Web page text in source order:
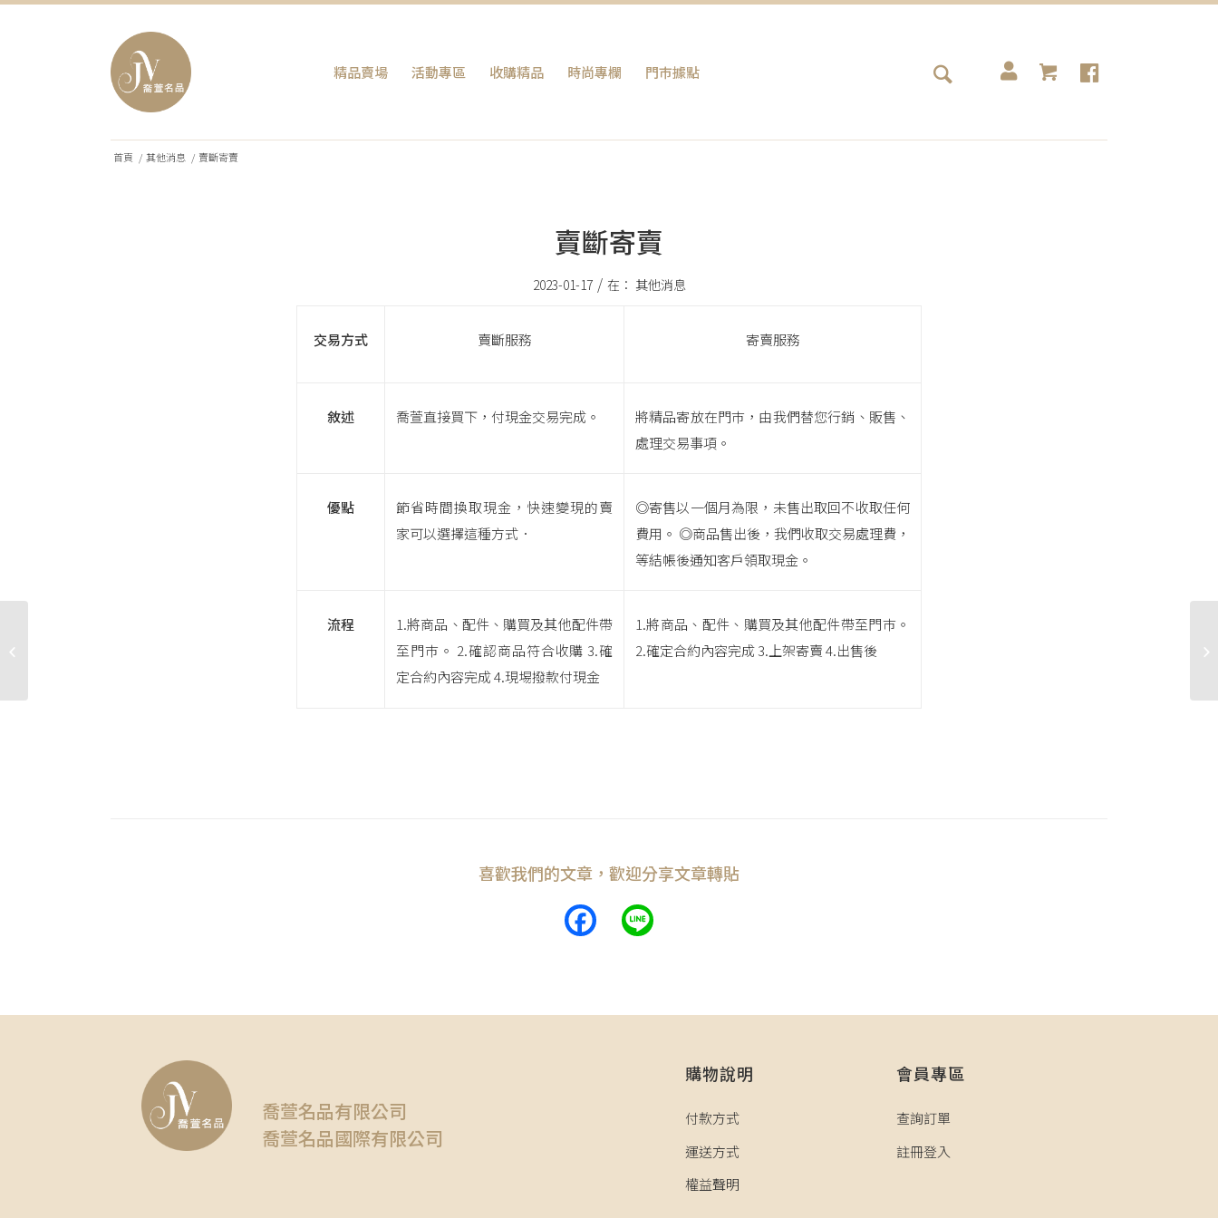
精品賣場 活動專區 收購精品 時尚專欄 門巿據點
首頁 / 其他消息 / 賣斷寄賣
賣斷寄賣
2023-01-17 / 在： 其他消息
交易方式 賣斷服務 寄賣服務
敘述 喬萱直接買下，付現金交易完成。
將精品寄放在門巿，由我們替您行銷、販售、
處理交易事項。
優點
節省時間換取現金，快速變現的賣
家可以選擇這種方式．
◎寄售以一個月為限，未售出取回不收取任何
費用。 ◎商品售出後，我們收取交易處理費，
等結帳後通知客戶領取現金。
流程
1.將商品、配件、購買及其他配件帶
至門巿。 2.確認商品符合收購 3.確
定合約內容完成 4.現埸撥款付現金
1.將商品、配件、購買及其他配件帶至門巿。
2.確定合約內容完成 3.上架寄賣 4.出售後
喜歡我們的文章，歡迎分享文章轉貼
Facebook
喬萱名品有限公司
喬萱名品國際有限公司
購物說明
付款方式
運送方式
權益聲明
會員專區
查詢訂單
註冊登入